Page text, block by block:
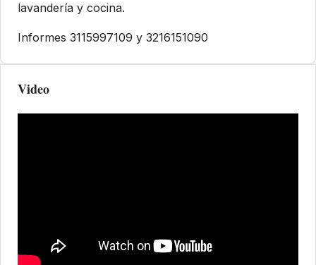
lavandería y cocina.
Informes 3115997109 y 3216151090
Video